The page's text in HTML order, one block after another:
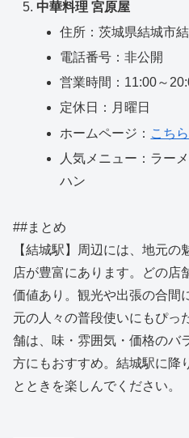
中華料理 宮原屋
住所：茨城県結城市
電話番号：非公開
営業時間：11:00～
定休日：月曜日
ホームページ： こちら
人気メニュー：ラー
ハン
##まとめ
【結城駅】周辺には、地元
店が豊富にあります。どの店
価値あり。観光や出張の合間
元の人々の普段使いにもぴっ
舗は、味・雰囲気・価格のバ
方にもおすすめ。結城駅に降
とときを楽しんでください。